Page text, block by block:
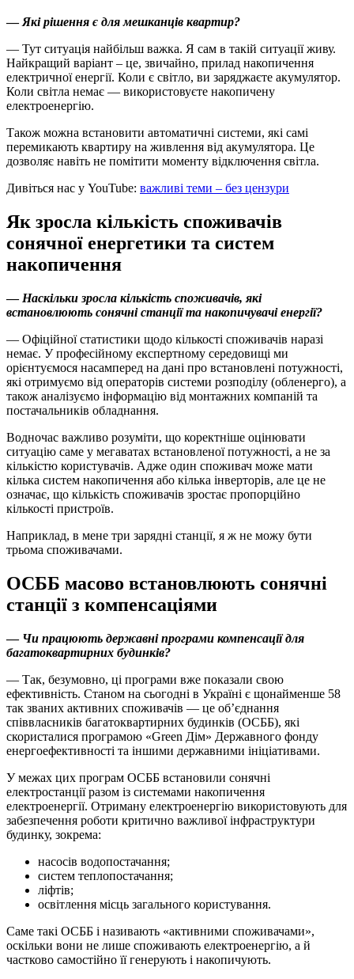
—Які рішення є для мешканців квартир?
— Тут ситуація найбільш важка. Я сам в такій ситуації живу.
Найкращий варіант – це, звичайно, прилад накопичення
електричної енергії. Коли є світло, ви заряджаєте акумулятор.
Коли світла немає — використовуєте накопичену
електроенергію.
Також можна встановити автоматичні системи, які самі
перемикають квартиру на живлення від акумулятора. Це
дозволяє навіть не помітити моменту відключення світла.
Дивіться нас у YouTube: важливі теми – без цензури
Як зросла кількість споживачів
сонячної енергетики та систем
накопичення
— Наскільки зросла кількість споживачів, які
встановлюють сонячні станції та накопичувачі енергії?
— Офіційної статистики щодо кількості споживачів наразі
немає. У професійному експертному середовищі ми
орієнтуємося насамперед на дані про встановлені потужності,
які отримуємо від операторів системи розподілу (обленерго), а
також аналізуємо інформацію від монтажних компаній та
постачальників обладнання.
Водночас важливо розуміти, що коректніше оцінювати
ситуацію саме у мегаватах встановленої потужності, а не за
кількістю користувачів. Адже один споживач може мати
кілька систем накопичення або кілька інверторів, але це не
означає, що кількість споживачів зростає пропорційно
кількості пристроїв.
Наприклад, в мене три зарядні станції, я ж не можу бути
трьома споживачами.
ОСББ масово встановлюють сонячні
станції з компенсаціями
—Чи працюють державні програми компенсації для
багатоквартирних будинків?
— Так, безумовно, ці програми вже показали свою
ефективність. Станом на сьогодні в Україні є щонайменше 58
так званих активних споживачів — це об’єднання
співвласників багатоквартирних будинків (ОСББ), які
скористалися програмою «Green Дім» Державного фонду
енергоефективності та іншими державними ініціативами.
У межах цих програм ОСББ встановили сонячні
електростанції разом із системами накопичення
електроенергії. Отриману електроенергію використовують для
забезпечення роботи критично важливої інфраструктури
будинку, зокрема:
насосів водопостачання;
систем теплопостачання;
ліфтів;
освітлення місць загального користування.
Саме такі ОСББ і називають «активними споживачами»,
оскільки вони не лише споживають електроенергію, а й
частково самостійно її генерують і накопичують.